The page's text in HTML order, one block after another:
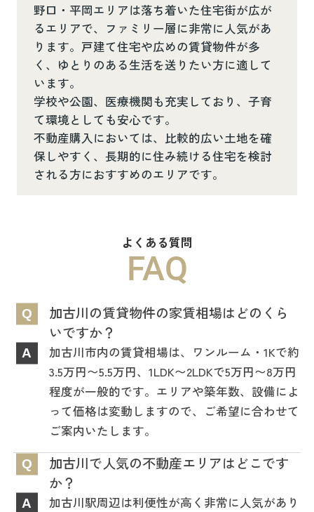
野口・平岡エリアは落ち着いた住宅街が広が
るエリアで、ファミリー層に非常に人気があ
ります。戸建て住宅や広めの賃貸物件が多
く、ゆとりのある生活を送りたい方に適して
います。
学校や公園、医療機関も充実しており、子育
て環境としても安心です。
不動産購入においては、比較的広い土地を確
保しやすく、長期的に住み続ける住宅を検討
される方におすすめのエリアです。
よくある質問
FAQ
Q
加古川の賃貸物件の家賃相場はどのくら
いですか？
A
加古川市内の賃貸相場は、ワンルーム・1Kで約
3.5万円〜5.5万円、1LDK〜2LDKで5万円〜8万円
程度が一般的です。エリアや築年数、設備によ
って価格は変動しますので、ご希望に合わせて
ご案内いたします。
Q
加古川で人気の不動産エリアはどこです
か？
A
加古川駅周辺は利便性が高く非常に人気があり